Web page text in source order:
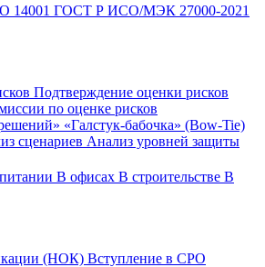
14001 ГОСТ Р ИСО/МЭК 27000-2021
Подтверждение оценки рисков
по оценке рисков
«Галстук-бабочка» (Bow-Tie)
сценариев Анализ уровней защиты
В офисах В строительстве В
(НОК) Вступление в СРО